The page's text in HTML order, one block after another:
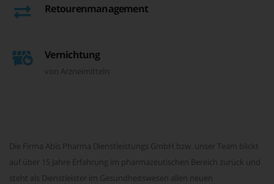
Retourenmanagement
Vernichtung
von Arzneimitteln
Die Firma Abis Pharma Dienstleistungs GmbH bzw. unser Team blickt
auf über 15 Jahre Erfahrung im pharmazeutischen Bereich zurück und
steht als Dienstleister im Gesundheitswesen allen neuen